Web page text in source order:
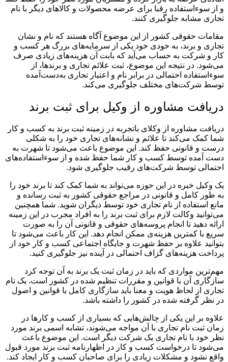
و از سوءاستفاده رقبا برای عرضه محصولات و کالاهای دیگر با نام
تجاری مشابه جلوگیری کنند.
مقامات حقوقی کشور از این موضوع آگاه هستند که نام و نشان
تجاری و برند، به خودی خود یکی از سرمایه‌های بزرگ هر کسب و
کار و شرکت به حساب می‌آید که بابت آن هزینه‌های زیادی صرف
می‌شود. در نتیجه این موضوع، ثبت علائم تجاری و برندها، از
سوءاستفاده احتمالی در برابر نام و اعتبار تجاری به‌دست‌آمده
توسط شرکت‌های مختلف جلوگیری می‌کند.
دریافت مشاوره از وکیل برای ثبت برند
دریافت مشاوره از وکلای باتجربه در زمینه ثبت برند به کسب و کار
شما کمک می‌کند تا علائم و نشانه‌های تجاری خود را به شکلی
درست و قانونی حفظ کند. این موضوع باعث می‌شود تا شهرت به
دست آمده توسط کسب و کار شما حفظ شده و از سوءاستفاده‌های
احتمالی توسط شرکت‌های رقیب جلوگیری شود.
یک وکیل خبره در این حوزه می‌تواند به شما کمک کند تا برند خود را
به طور کامل و قانونی در مراجع حقوقی کشور به ثبت رسانده و
مانع استفاده از نام تجاری خود توسط دیگران شوید. شما همچنین
می‌توانید وکالت لازم برای ثبت برند را به افراد مجرب در این زمینه
ارائه دهید تا انجام پروسه‌های حقوقی و قانونی آن را به صورت
سریع با کمترین هزینه‌ی ممکن انجام دهد. این کار باعث می‌شود تا
بتوانید علاوه بر حفظ شهرت و جایگاه اجتماعی کسب و کار خود از
پرداخت هزینه‌های گزاف احتمالی در آینده نیز جلوگیری کنید.
مهم‌ترین مواردی که باید در زمان ثبت یک برند به آن توجه کرد
سازگاری آن با قوانین و مقررات تنظیم شده در کشور است. یک نام
تجاری از لحاظ هویت و معنا باید سازگاری کامل با قوانین و اصول
در نظر گرفته شده در کشور را داشته باشد.
علاوه بر این یکی از چالش‌هایی که بسیاری از کسب و کارها در
زمان ثبت نام تجاری با آن مواجه می‌شوند، تشابه اسمی برند مورد
نظر خود با نام تجاری یک شرکت دیگر است. این موضوع باعث
می‌شود تا درخواست کسب و کار در اظهارنامه ثبت برند مورد قبول
واقع نشود و مشکلات زیادی را برای صاحبان کسب و کار ایجاد کند.